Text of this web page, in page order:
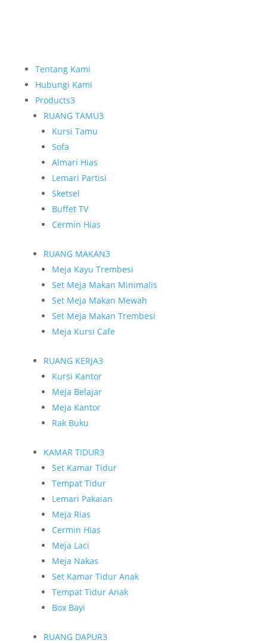
Tentang Kami
Hubungi Kami
Products3
RUANG TAMU3
Kursi Tamu
Sofa
Almari Hias
Lemari Partisi
Sketsel
Buffet TV
Cermin Hias
RUANG MAKAN3
Meja Kayu Trembesi
Set Meja Makan Minimalis
Set Meja Makan Mewah
Set Meja Makan Trembesi
Meja Kursi Cafe
RUANG KERJA3
Kursi Kantor
Meja Belajar
Meja Kantor
Rak Buku
KAMAR TIDUR3
Set Kamar Tidur
Tempat Tidur
Lemari Pakaian
Meja Rias
Cermin Hias
Meja Laci
Meja Nakas
Set Kamar Tidur Anak
Tempat Tidur Anak
Box Bayi
RUANG DAPUR3